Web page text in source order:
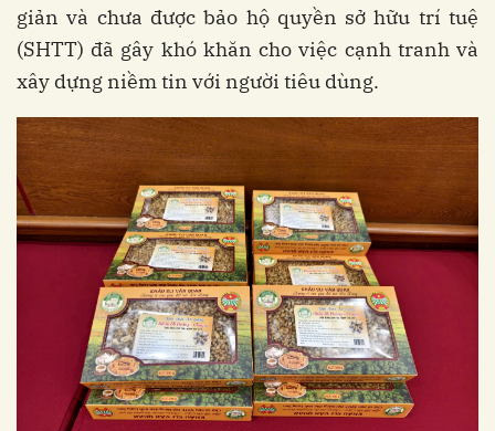
giản và chưa được bảo hộ quyền sở hữu trí tuệ
(SHTT) đã gây khó khăn cho việc cạnh tranh và
xây dựng niềm tin với người tiêu dùng.